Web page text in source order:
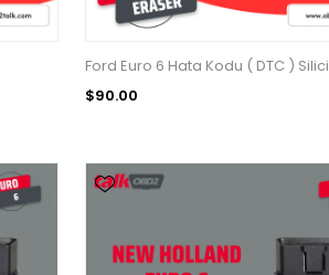
Ford Euro 6 Hata Kodu ( DTC ) Silici
$90.00